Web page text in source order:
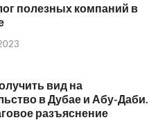
полезных компаний в
вид на
в Дубае и Абу-Даби.
разъяснение